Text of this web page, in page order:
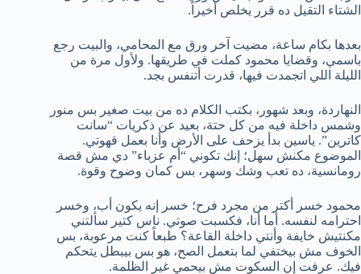
الشتاء التقيل ده قرر يخلص أخيراً.
بعدها بكام ساعة، مضيت آخر ورق مع المحامي، والبيت رجع
باسمي، وقضايا محمود كملت في طريقها. ولأول مرة من
الليلة اللي اتجمدت فيها، قدرت أتنفس بجد.
النهاردة، وبعد شهور، بكتب الكلام ده من بيت صغير بس منور
وشمس داخلة فيه من كل حتة، بعيد عن ذكريات “سانت
كاترين”. ياسين بدأ يزحف على الأرض وأنا بعمل قهوتي.
الموضوع مكنش سهل؛ إنك تكوني “أم عزباء” دي مش قصة
رومانسية، ده تعب وشك وسهر، بس كمان وضوح وقوة.
محمود خسر أكتر من مجرد فرح؛ خسر إنه يكون أب، وخسر
احترامه لنفسه. أما أنا، فكسبت صوتي. ناس كتير سألتني
مكنتيش خايفة وأنتي داخلة القاعة؟ طبعاً كنت مرعوبة، بس
الخوف مش بيختفي لما بتعمل الصح، هو بس بيبطل يتحكم
فيك. عرفت إن السكوت مش بيحمي غير الظلمة.